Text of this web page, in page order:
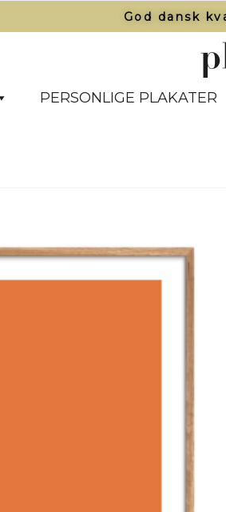
God dansk
PERSONLIGE PLAKATER